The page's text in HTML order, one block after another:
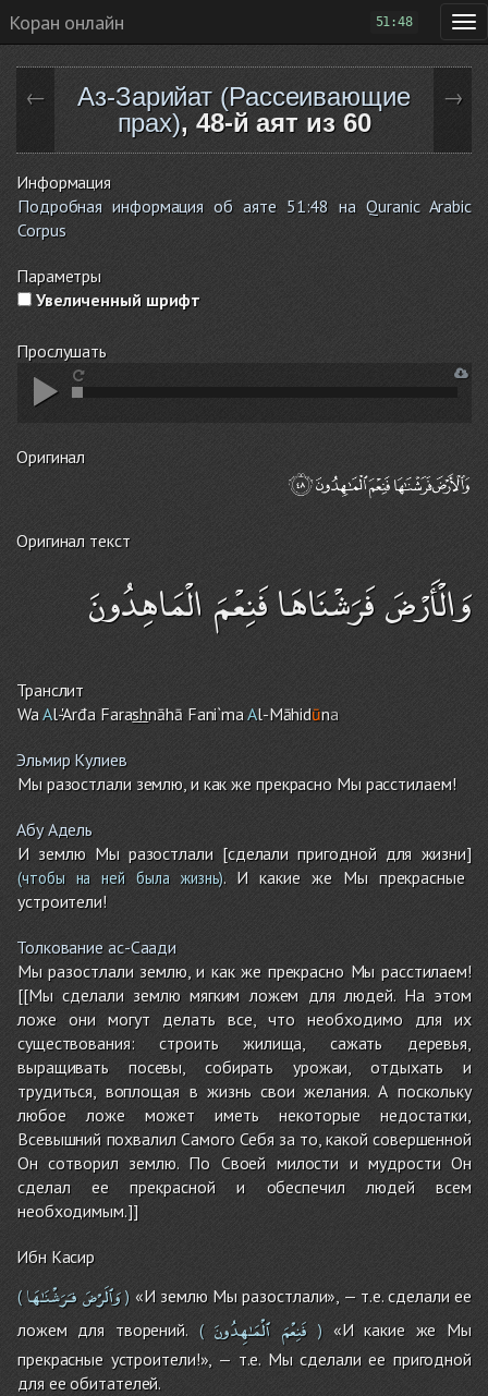
Коран онлайн 51:48
←
Аз-Зарийат (Рассеивающие
прах), 48-й аят из 60
→
Информация
Подробная информация об аяте 51:48 на Quranic Arabic
Corpus
Параметры
Увеличенный шрифт
Прослушать
Оригинал
Оригинал текст
وَالْأَرْضَ فَرَشْنَاهَا فَنِعْمَ الْمَاهِدُونَ
Транслит
WaAl-'Arđa Farashnāhā Fani`maAl-Māhidūna
Эльмир Кулиев
Мы разостлали землю, и как же прекрасно Мы расстилаем!
Абу Адель
И землю Мы разостлали [сделали пригодной для жизни]
(чтобы на ней была жизнь). И какие же Мы прекрасные
устроители!
Толкование ас-Саади
Мы разостлали землю, и как же прекрасно Мы расстилаем!
[[Мы сделали землю мягким ложем для людей. На этом
ложе они могут делать все, что необходимо для их
существования: строить жилища, сажать деревья,
выращивать посевы, собирать урожаи, отдыхать и
трудиться, воплощая в жизнь свои желания. А поскольку
любое ложе может иметь некоторые недостатки,
Всевышний похвалил Самого Себя за то, какой совершенной
Он сотворил землю. По Своей милости и мудрости Он
сделал ее прекрасной и обеспечил людей всем
необходимым.]]
Ибн Касир
( وَٱلَرْضَفـَرَشْنَـٰهَا ) «И землю Мы разостлали», — т.е. сделали ее
ложем для творений.( فَنِعْمَ ٱلْمَـٰهِدُونَ )«И какие же Мы
прекрасные устроители!», — т.е. Мы сделали ее пригодной
для ее обитателей.